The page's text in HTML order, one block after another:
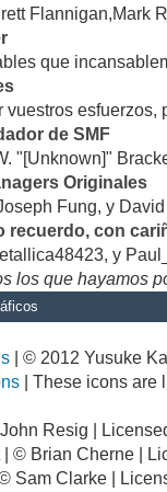
Flannigan,Mark
que
vuestros esfuerzos,
de SMF
"[Unknown]"
Originales
Fung, y
recuerdo, con
y
los que hayamos
| © 2012 Yusuke
| These icons
Resig |
| © Brian Cherne |
© Sam Clarke |